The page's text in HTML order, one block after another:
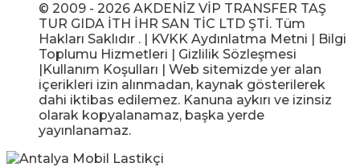
© 2009 - 2026 AKDENİZ VİP TRANSFER TAŞ
TUR GIDA İTH İHR SAN TİC LTD ŞTİ. Tüm
Hakları Saklıdır . | KVKK Aydınlatma Metni | Bilgi
Toplumu Hizmetleri | Gizlilik Sözleşmesi
|Kullanım Koşulları | Web sitemizde yer alan
içerikleri izin alınmadan, kaynak gösterilerek
dahi iktibas edilemez. Kanuna aykırı ve izinsiz
olarak kopyalanamaz, başka yerde
yayınlanamaz.